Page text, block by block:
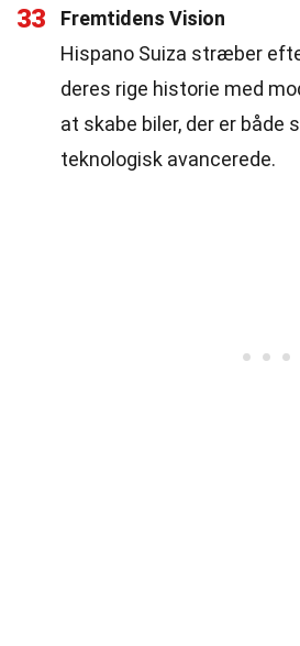
33
Fremtidens Vision
Hispano Suiza stræber
deres rige historie med
at skabe biler, der er både
teknologisk avancerede.